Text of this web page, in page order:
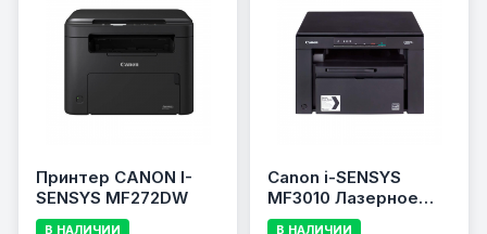
Принтер CANON I-
SENSYS MF272DW
В НАЛИЧИИ
Canon i-SENSYS
MF3010 Лазерное
МФУ 3-в-1 (Принтер/
В НАЛИЧИИ